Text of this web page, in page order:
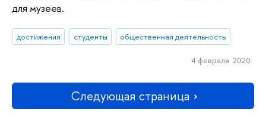
для музеев.
достижения студенты общественная деятельность
4 февраля 2020
Следующая страница